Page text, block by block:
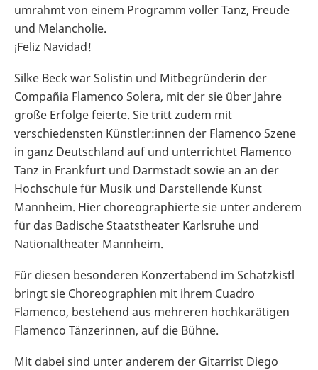
umrahmt von einem Programm voller Tanz, Freude
und Melancholie.
¡Feliz Navidad!
Silke Beck war Solistin und Mitbegründerin der
Compañia Flamenco Solera, mit der sie über Jahre
große Erfolge feierte. Sie tritt zudem mit
verschiedensten Künstler:innen der Flamenco Szene
in ganz Deutschland auf und unterrichtet Flamenco
Tanz in Frankfurt und Darmstadt sowie an an der
Hochschule für Musik und Darstellende Kunst
Mannheim. Hier choreographierte sie unter anderem
für das Badische Staatstheater Karlsruhe und
Nationaltheater Mannheim.
Für diesen besonderen Konzertabend im Schatzkistl
bringt sie Choreographien mit ihrem Cuadro
Flamenco, bestehend aus mehreren hochkarätigen
Flamenco Tänzerinnen, auf die Bühne.
Mit dabei sind unter anderem der Gitarrist Diego